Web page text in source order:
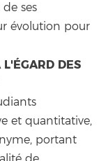
ses
évolution pour
DES
et quantitative,
portant